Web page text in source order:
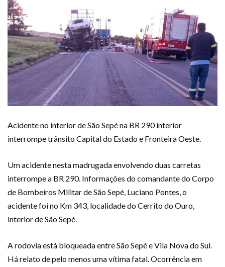
Acidente no interior de São Sepé na BR 290 interior
interrompe trânsito Capital do Estado e Fronteira Oeste.
Um acidente nesta madrugada envolvendo duas carretas
interrompe a BR 290. Informações do comandante do Corpo
de Bombeiros Militar de São Sepé, Luciano Pontes, o
acidente foi no Km 343, localidade do Cerrito do Ouro,
interior de São Sepé.
A rodovia está bloqueada entre São Sepé e Vila Nova do Sul.
Há relato de pelo menos uma vítima fatal. Ocorrência em